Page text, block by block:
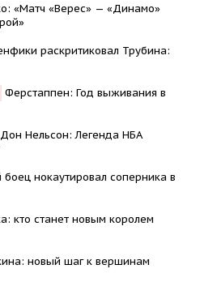
«Матч «Верес» — «Динамо»
раскритиковал Трубина:
Ферстаппен: Год выживания в
Нельсон: Легенда НБА
боец нокаутировал соперника в
кто станет новым королем
новый шаг к вершинам